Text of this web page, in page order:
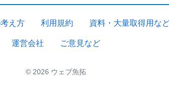
え方 利用規約 資料・大量取得用な
運営会社 ご意見など
© 2026 ウェブ魚拓